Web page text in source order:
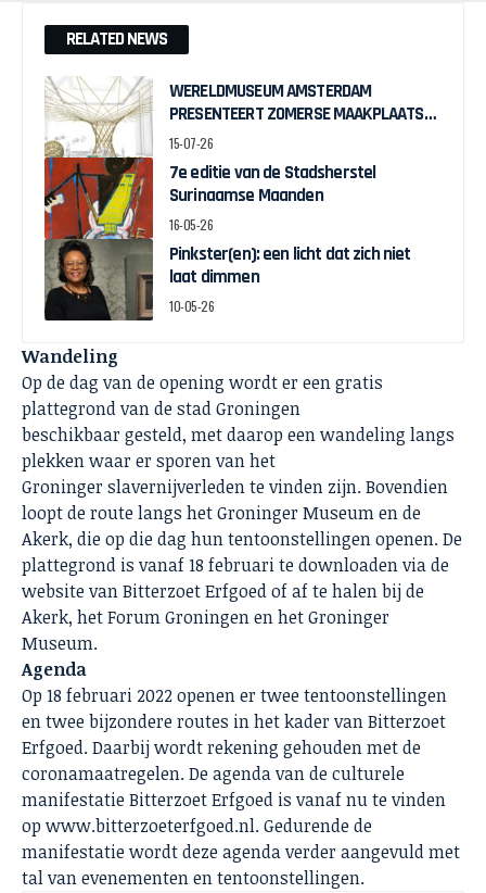
RELATED NEWS
WERELDMUSEUM AMSTERDAM
PRESENTEERT ZOMERSE MAAKPLAATS
MUCH TO DO WITH BAMBOO
15-07-26
7e editie van de Stadsherstel
Surinaamse Maanden
16-05-26
Pinkster(en): een licht dat zich niet
laat dimmen
10-05-26
Wandeling
Op de dag van de opening wordt er een gratis
plattegrond van de stad Groningen
beschikbaar gesteld, met daarop een wandeling langs
plekken waar er sporen van het
Groninger slavernijverleden te vinden zijn. Bovendien
loopt de route langs het Groninger Museum en de
Akerk, die op die dag hun tentoonstellingen openen. De
plattegrond is vanaf 18 februari te downloaden via de
website van Bitterzoet Erfgoed of af te halen bij de
Akerk, het Forum Groningen en het Groninger
Museum.
Agenda
Op 18 februari 2022 openen er twee tentoonstellingen
en twee bijzondere routes in het kader van Bitterzoet
Erfgoed. Daarbij wordt rekening gehouden met de
coronamaatregelen. De agenda van de culturele
manifestatie Bitterzoet Erfgoed is vanaf nu te vinden
op www.bitterzoeterfgoed.nl. Gedurende de
manifestatie wordt deze agenda verder aangevuld met
tal van evenementen en tentoonstellingen.